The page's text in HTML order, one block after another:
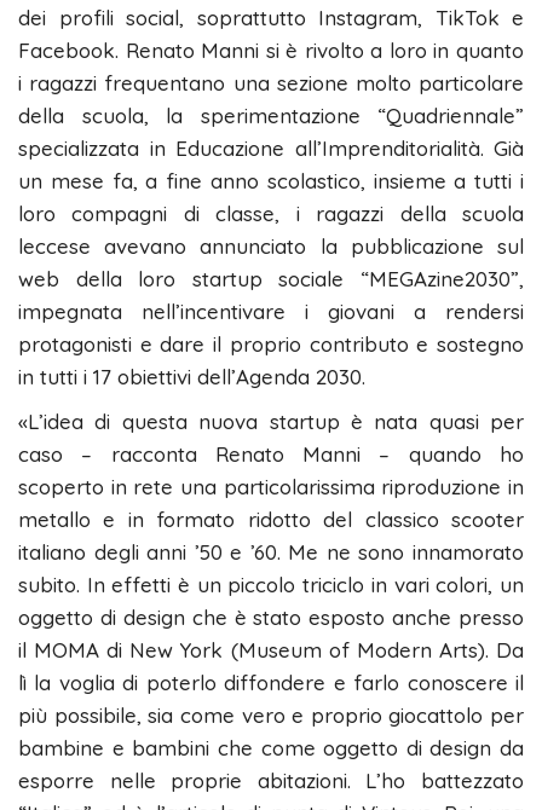
dei profili social, soprattutto Instagram, TikTok e
Facebook. Renato Manni si è rivolto a loro in quanto
i ragazzi frequentano una sezione molto particolare
della scuola, la sperimentazione “Quadriennale”
specializzata in Educazione all’Imprenditorialità. Già
un mese fa, a fine anno scolastico, insieme a tutti i
loro compagni di classe, i ragazzi della scuola
leccese avevano annunciato la pubblicazione sul
web della loro startup sociale “MEGAzine2030”,
impegnata nell’incentivare i giovani a rendersi
protagonisti e dare il proprio contributo e sostegno
in tutti i 17 obiettivi dell’Agenda 2030.
«L’idea di questa nuova startup è nata quasi per
caso – racconta Renato Manni – quando ho
scoperto in rete una particolarissima riproduzione in
metallo e in formato ridotto del classico scooter
italiano degli anni ’50 e ’60. Me ne sono innamorato
subito. In effetti è un piccolo triciclo in vari colori, un
oggetto di design che è stato esposto anche presso
il MOMA di New York (Museum of Modern Arts). Da
lì la voglia di poterlo diffondere e farlo conoscere il
più possibile, sia come vero e proprio giocattolo per
bambine e bambini che come oggetto di design da
esporre nelle proprie abitazioni. L’ho battezzato